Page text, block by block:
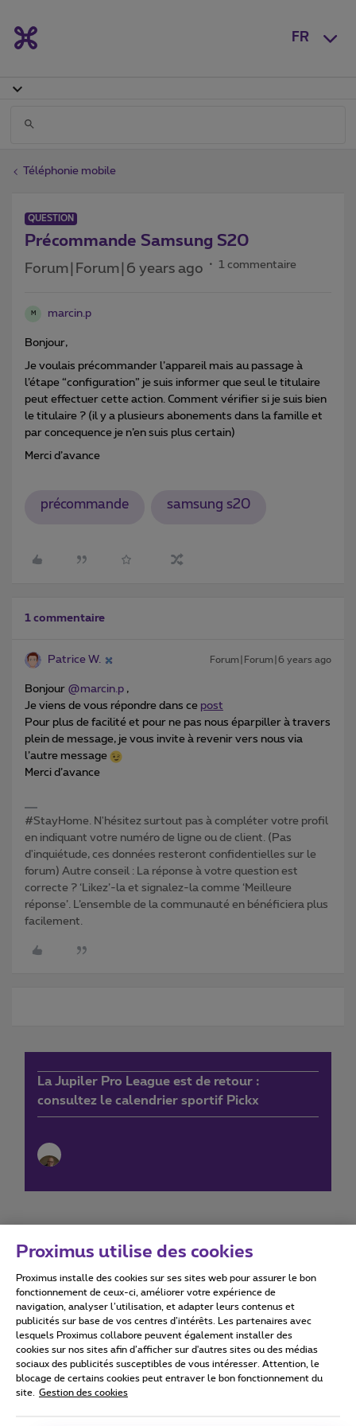
FR
Téléphonie mobile
QUESTION
Précommande Samsung S20
Forum|Forum|6 years ago 1 commentaire
M marcin.p
Bonjour,
Je voulais précommander l’appareil mais au passage à
l’étape “configuration” je suis informer que seul le titulaire
peut effectuer cette action. Comment vérifier si je suis bien
le titulaire ? (il y a plusieurs abonements dans la famille et
par concequence je n’en suis plus certain)
Merci d’avance
précommande samsung s20
1 commentaire
Patrice W. Forum|Forum|6 years ago
Bonjour @marcin.p ,
Je viens de vous répondre dans ce post
Pour plus de facilité et pour ne pas nous éparpiller à travers
plein de message, je vous invite à revenir vers nous via
l’autre message
Merci d’avance
#StayHome. N'hésitez surtout pas à compléter votre profil
en indiquant votre numéro de ligne ou de client. (Pas
d'inquiétude, ces données resteront confidentielles sur le
forum) Autre conseil : La réponse à votre question est
correcte ? ‘Likez’-la et signalez-la comme ‘Meilleure
réponse’. L’ensemble de la communauté en bénéficiera plus
facilement.
La Jupiler Pro League est de retour :
consultez le calendrier sportif Pickx
Conditions d'utilisation Accessibility statement
Tous droits réservés. © 2026 Proximus
Conditions générales, info consommateur
Proximus utilise des cookies
Proximus installe des cookies sur ses sites web pour assurer le bon
fonctionnement de ceux-ci, améliorer votre expérience de
navigation, analyser l’utilisation, et adapter leurs contenus et
publicités sur base de vos centres d’intérêts. Les partenaires avec
lesquels Proximus collabore peuvent également installer des
cookies sur nos sites afin d’afficher sur d'autres sites ou des médias
sociaux des publicités susceptibles de vous intéresser. Attention, le
blocage de certains cookies peut entraver le bon fonctionnement du
site.
Gestion des cookies